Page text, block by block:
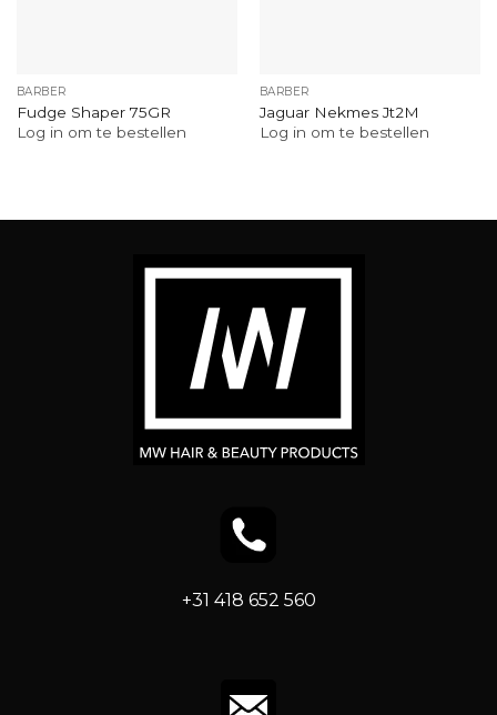
BARBER
Fudge Shaper 75GR
Log in om te bestellen
BARBER
Jaguar Nekmes Jt2M
Log in om te bestellen
+31 418 652 560